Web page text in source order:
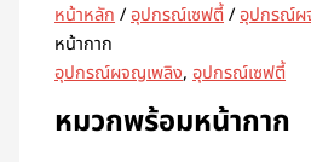
หน้าหลัก/อุปกรณ์เซฟตี้/อุปกรณ์ผ
หน้ากาก
อุปกรณ์ผจญเพลิง,อุปกรณ์เซฟตี้
หมวกพร้อมหน้ากาก